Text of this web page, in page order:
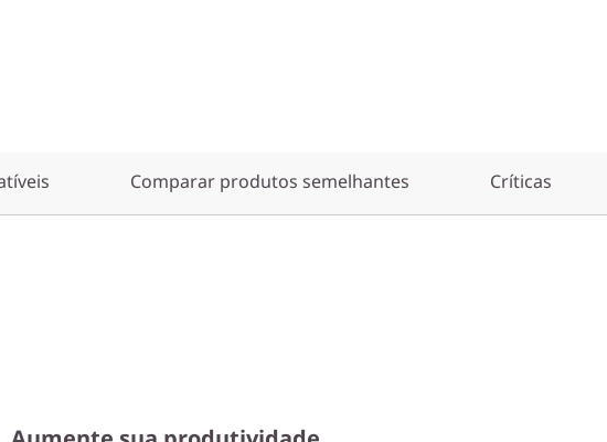
Comparar produtos semelhantes Críticas